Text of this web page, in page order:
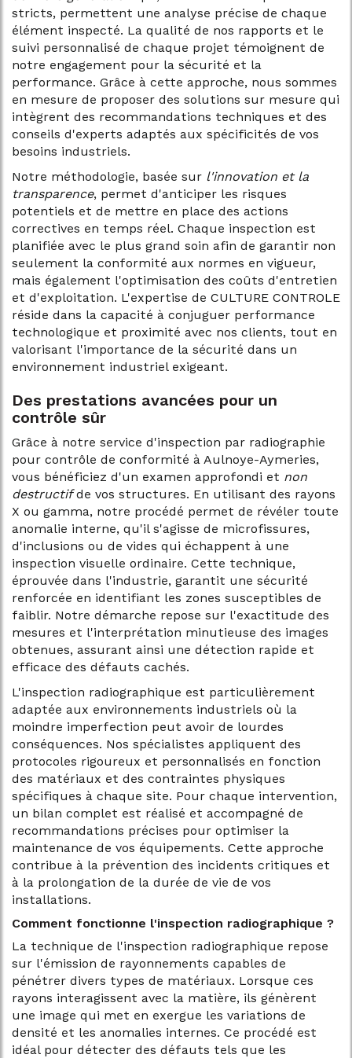
stricts, permettent une analyse précise de chaque
élément inspecté. La qualité de nos rapports et le
suivi personnalisé de chaque projet témoignent de
notre engagement pour la sécurité et la
performance. Grâce à cette approche, nous sommes
en mesure de proposer des solutions sur mesure qui
intègrent des recommandations techniques et des
conseils d'experts adaptés aux spécificités de vos
besoins industriels.
Notre méthodologie, basée sur l'innovation et la
transparence, permet d'anticiper les risques
potentiels et de mettre en place des actions
correctives en temps réel. Chaque inspection est
planifiée avec le plus grand soin afin de garantir non
seulement la conformité aux normes en vigueur,
mais également l'optimisation des coûts d'entretien
et d'exploitation. L'expertise de CULTURE CONTROLE
réside dans la capacité à conjuguer performance
technologique et proximité avec nos clients, tout en
valorisant l'importance de la sécurité dans un
environnement industriel exigeant.
Des prestations avancées pour un
contrôle sûr
Grâce à notre service d'inspection par radiographie
pour contrôle de conformité à Aulnoye-Aymeries,
vous bénéficiez d'un examen approfondi et non
destructifde vos structures. En utilisant des rayons
X ou gamma, notre procédé permet de révéler toute
anomalie interne, qu'il s'agisse de microfissures,
d'inclusions ou de vides qui échappent à une
inspection visuelle ordinaire. Cette technique,
éprouvée dans l'industrie, garantit une sécurité
renforcée en identifiant les zones susceptibles de
faiblir. Notre démarche repose sur l'exactitude des
mesures et l'interprétation minutieuse des images
obtenues, assurant ainsi une détection rapide et
efficace des défauts cachés.
L'inspection radiographique est particulièrement
adaptée aux environnements industriels où la
moindre imperfection peut avoir de lourdes
conséquences. Nos spécialistes appliquent des
protocoles rigoureux et personnalisés en fonction
des matériaux et des contraintes physiques
spécifiques à chaque site. Pour chaque intervention,
un bilan complet est réalisé et accompagné de
recommandations précises pour optimiser la
maintenance de vos équipements. Cette approche
contribue à la prévention des incidents critiques et
à la prolongation de la durée de vie de vos
installations.
Comment fonctionne l'inspection radiographique ?
La technique de l'inspection radiographique repose
sur l'émission de rayonnements capables de
pénétrer divers types de matériaux. Lorsque ces
rayons interagissent avec la matière, ils génèrent
une image qui met en exergue les variations de
densité et les anomalies internes. Ce procédé est
idéal pour détecter des défauts tels que les